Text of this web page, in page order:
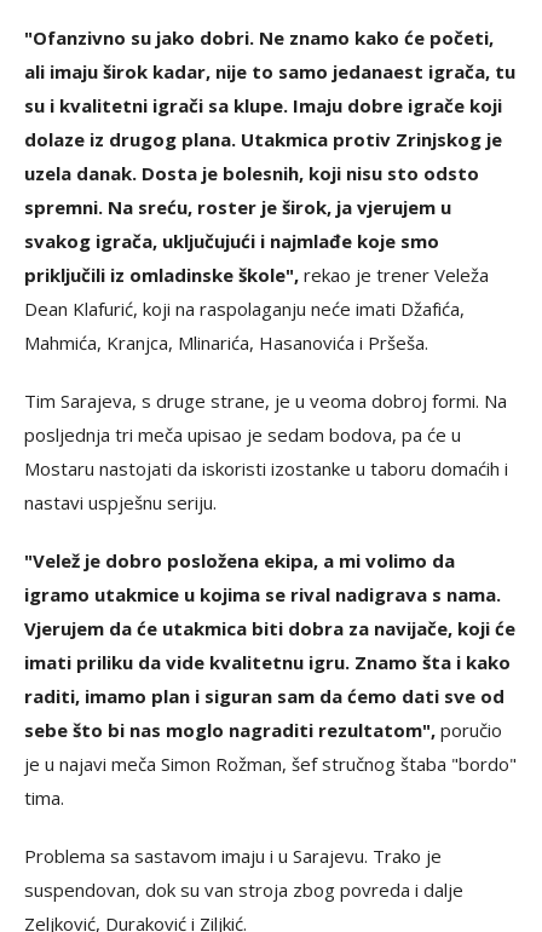
"Ofanzivno su jako dobri. Ne znamo kako će početi,
ali imaju širok kadar, nije to samo jedanaest igrača, tu
su i kvalitetni igrači sa klupe. Imaju dobre igrače koji
dolaze iz drugog plana. Utakmica protiv Zrinjskog je
uzela danak. Dosta je bolesnih, koji nisu sto odsto
spremni. Na sreću, roster je širok, ja vjerujem u
svakog igrača, uključujući i najmlađe koje smo
priključili iz omladinske škole", rekao je trener Veleža
Dean Klafurić, koji na raspolaganju neće imati Džafića,
Mahmića, Kranjca, Mlinarića, Hasanovića i Pršeša.
Tim Sarajeva, s druge strane, je u veoma dobroj formi. Na
posljednja tri meča upisao je sedam bodova, pa će u
Mostaru nastojati da iskoristi izostanke u taboru domaćih i
nastavi uspješnu seriju.
"Velež je dobro posložena ekipa, a mi volimo da
igramo utakmice u kojima se rival nadigrava s nama.
Vjerujem da će utakmica biti dobra za navijače, koji će
imati priliku da vide kvalitetnu igru. Znamo šta i kako
raditi, imamo plan i siguran sam da ćemo dati sve od
sebe što bi nas moglo nagraditi rezultatom", poručio
je u najavi meča Simon Rožman, šef stručnog štaba "bordo"
tima.
Problema sa sastavom imaju i u Sarajevu. Trako je
suspendovan, dok su van stroja zbog povreda i dalje
Zeljković, Duraković i Ziljkić.